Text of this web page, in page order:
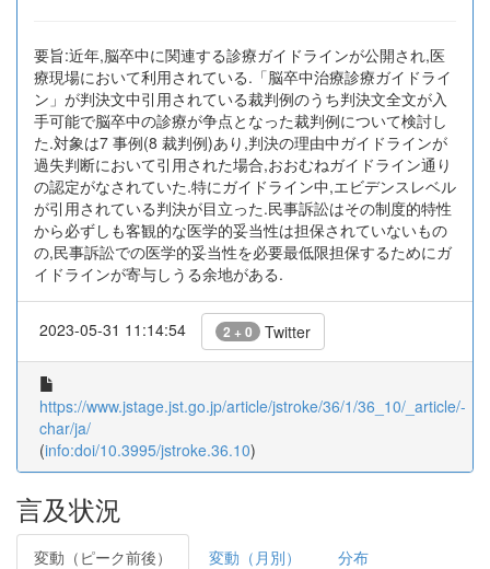
要旨:近年,脳卒中に関連する診療ガイドラインが公開され,医
療現場において利用されている.「脳卒中治療診療ガイドライ
ン」が判決文中引用されている裁判例のうち判決文全文が入
手可能で脳卒中の診療が争点となった裁判例について検討し
た.対象は7 事例(8 裁判例)あり,判決の理由中ガイドラインが
過失判断において引用された場合,おおむねガイドライン通り
の認定がなされていた.特にガイドライン中,エビデンスレベル
が引用されている判決が目立った.民事訴訟はその制度的特性
から必ずしも客観的な医学的妥当性は担保されていないもの
の,民事訴訟での医学的妥当性を必要最低限担保するためにガ
イドラインが寄与しうる余地がある.
2023-05-31 11:14:54 2 + 0 Twitter
https://www.jstage.jst.go.jp/article/jstroke/36/1/36_10/_article/-
char/ja/
(info:doi/10.3995/jstroke.36.10)
言及状況
変動（ピーク前後） 変動（月別） 分布